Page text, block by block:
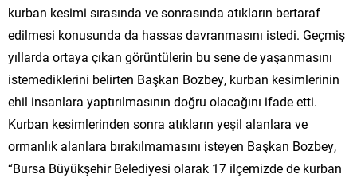
kurban kesimi sırasında ve sonrasında atıkların bertaraf
edilmesi konusunda da hassas davranmasını istedi. Geçmiş
yıllarda ortaya çıkan görüntülerin bu sene de yaşanmasını
istemediklerini belirten Başkan Bozbey, kurban kesimlerinin
ehil insanlara yaptırılmasının doğru olacağını ifade etti.
Kurban kesimlerinden sonra atıkların yeşil alanlara ve
ormanlık alanlara bırakılmamasını isteyen Başkan Bozbey,
“Bursa Büyükşehir Belediyesi olarak 17 ilçemizde de kurban